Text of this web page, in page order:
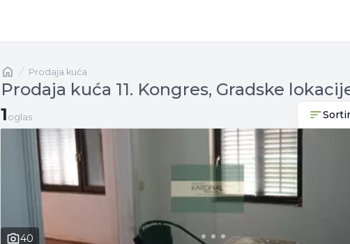
Naslovnaprodaja kuća
Prodaja kuća 11. Kongres, Gradske
1 oglas
1 oglas
40